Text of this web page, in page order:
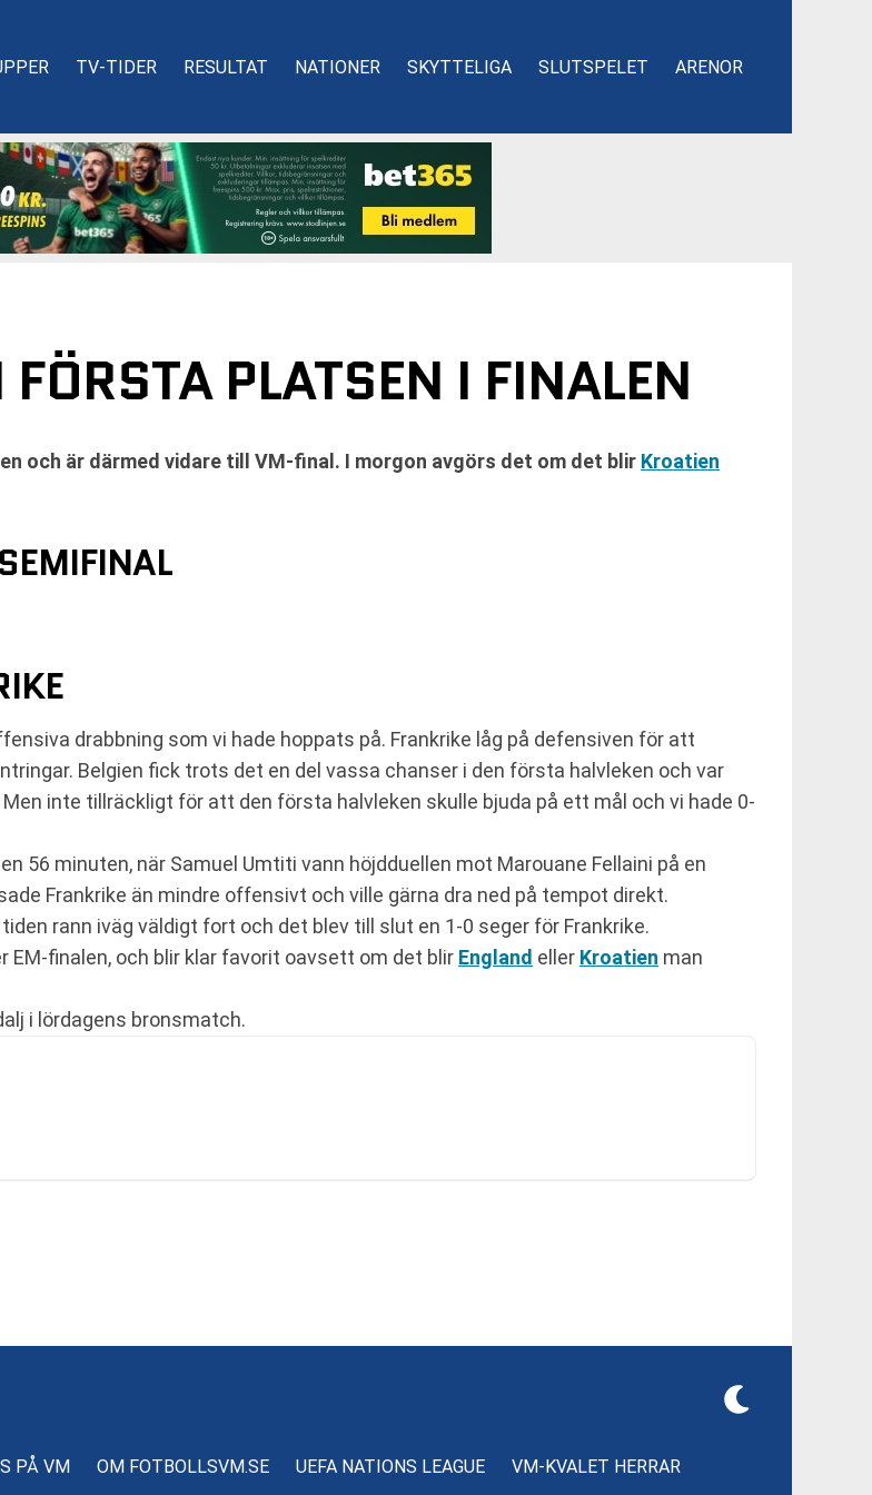
TV-TIDER RESULTAT NATIONER SKYTTELIGA SLUTSPELET ARENOR
PLATSEN I FINALEN
och är därmed vidare till VM-final. I morgon avgörs det om det blir Kroatien
drabbning som vi hade hoppats på. Frankrike låg på defensiven för att
Belgien fick trots det en del vassa chanser i den första halvleken och var
inte tillräckligt för att den första halvleken skulle bjuda på ett mål och vi hade 0-
56 minuten, när Samuel Umtiti vann höjdduellen mot Marouane Fellaini på en
Frankrike än mindre offensivt och ville gärna dra ned på tempot direkt.
rann iväg väldigt fort och det blev till slut en 1-0 seger för Frankrike.
EM-finalen, och blir klar favorit oavsett om det blir England eller Kroatien man
i lördagens bronsmatch.
PÅ VM OM FOTBOLLSVM.SE UEFA NATIONS LEAGUE VM-KVALET HERRAR